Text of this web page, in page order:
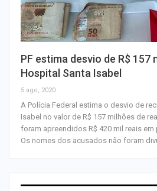
PF estima desvio de R$ 157
Hospital Santa Isabel
5 ago, 2020
A Polícia Federal estima o desvio de
Isabel no valor de R$ 157 milhões de
foram apreendidos R$ 420 mil reais
Os nomes dos acusados não foram